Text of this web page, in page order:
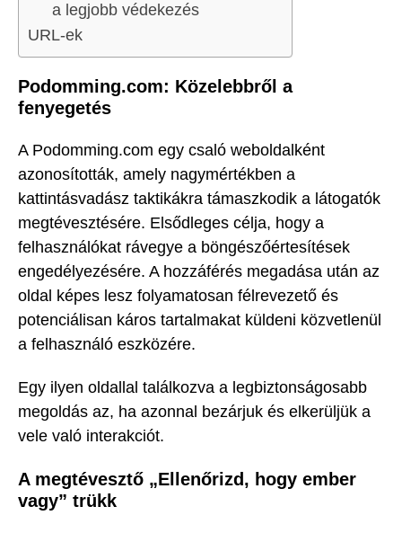
a legjobb védekezés
URL-ek
Podomming.com: Közelebbről a
fenyegetés
A Podomming.com egy csaló weboldalként
azonosították, amely nagymértékben a
kattintásvadász taktikákra támaszkodik a látogatók
megtévesztésére. Elsődleges célja, hogy a
felhasználókat rávegye a böngészőértesítések
engedélyezésére. A hozzáférés megadása után az
oldal képes lesz folyamatosan félrevezető és
potenciálisan káros tartalmakat küldeni közvetlenül
a felhasználó eszközére.
Egy ilyen oldallal találkozva a legbiztonságosabb
megoldás az, ha azonnal bezárjuk és elkerüljük a
vele való interakciót.
A megtévesztő „Ellenőrizd, hogy ember
vagy” trükk